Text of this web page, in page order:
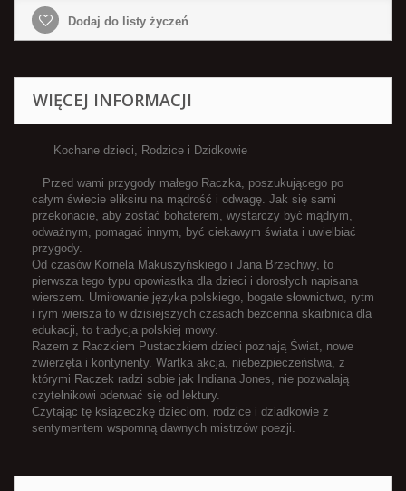
Dodaj do listy życzeń
WIĘCEJ INFORMACJI
Kochane dzieci, Rodzice i Dzidkowie
Przed wami przygody małego Raczka, poszukującego po
całym świecie eliksiru na mądrość i odwagę. Jak się sami
przekonacie, aby zostać bohaterem, wystarczy być mądrym,
odważnym, pomagać innym, być ciekawym świata i uwielbiać
przygody.
Od czasów Kornela Makuszyńskiego i Jana Brzechwy, to
pierwsza tego typu opowiastka dla dzieci i dorosłych napisana
wierszem. Umiłowanie języka polskiego, bogate słownictwo, rytm
i rym wiersza to w dzisiejszych czasach bezcenna skarbnica dla
edukacji, to tradycja polskiej mowy.
Razem z Raczkiem Pustaczkiem dzieci poznają Świat, nowe
zwierzęta i kontynenty. Wartka akcja, niebezpieczeństwa, z
którymi Raczek radzi sobie jak Indiana Jones, nie pozwalają
czytelnikowi oderwać się od lektury.
Czytając tę książeczkę dzieciom, rodzice i dziadkowie z
sentymentem wspomną dawnych mistrzów poezji.